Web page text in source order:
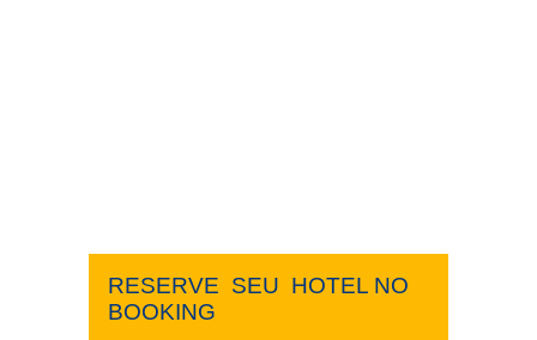
RESERVE ​ ​SEU ​ ​HOTEL NO ​ ​
BOOKING